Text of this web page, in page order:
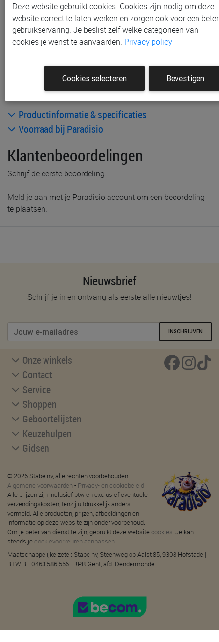
Gratis verzending vanaf € 80 *
Andere artikelen uit deze collectie:
Productinformatie & specificaties
Voorraad bij Paradisio
Klantenbeoordelingen
Schrijf de eerste beoordeling
Meld je aan met je Paradisio account om een beoordeling
te plaatsen.
Nieuwsbrief
Schrijf je in en ontvang als eerste alle nieuwtjes!
INSCHRIJVEN
Onze winkels
Contact
Service
Shoppen
Geboortelijsten
Keuzehulpen
Gidsen
© 2026 Stabe nv, alle rechten voorbehouden.
Algemene voorwaarden - Privacy- en cookiebeleid
Alle prijzen zijn inclusief btw en exclusief eventuele
verzendingskosten, tenzij uitdrukkelijk anders
vermeld. Alle producten, prijzen, afbeeldingen en
informatie op deze website zijn onder voorbehoud.
Om je beter van dienst te zijn, gebruikt deze website cookies. Je kan
steeds je cookievoorkeuren aanpassen.
Maatschappelijke zetel: Stabe nv, Steenweg op Aalst 85, 9308 Hofstade |
BTW BE 0463.586.556 | RPR Gent, afd. Dendermonde
Deze website gebruikt cookies. Cookies zijn nodig om deze
website correct te laten werken en zorgen ook voor een
gebruikservaring. Je beslist zelf welke categorieën van
cookies je wenst te aanvaarden. Privacy policy
Cookies selecteren Bevestigen